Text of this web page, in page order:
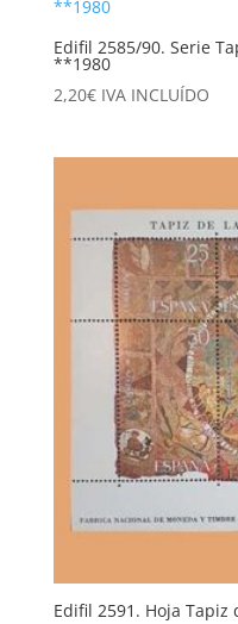
Edifil 2585/90. Serie
**1980
2,20€ IVA INCLUÍDO
Edifil 2591. Hoja